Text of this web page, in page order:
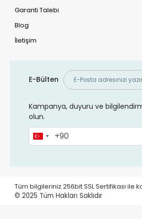
Garanti Talebi
Blog
İletişim
E-Bülten
Kampanya, duyuru ve
olun.
Tüm bilgileriniz 256bit SSL Sertifikası ile
© 2025 Tüm Hakları Saklıdır